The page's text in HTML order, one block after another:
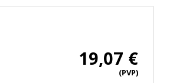
19,07 €
(PVP)